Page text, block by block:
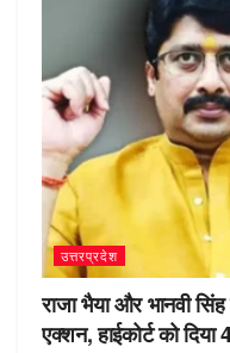
उत्तरप्रदेश
राजा भैया और भानवी सिंह
एक्शन, हाईकोर्ट को